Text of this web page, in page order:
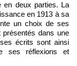
en deux parties. La
en 1913 à sa
un choix de ses
dans une
écrits sont ainsi
ses réflexions et